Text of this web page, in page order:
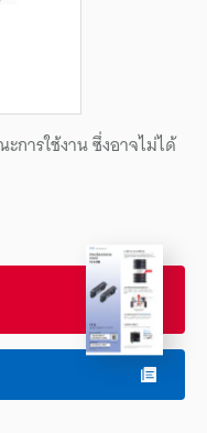
การใช้งาน ซึ่งอาจไม่ได้